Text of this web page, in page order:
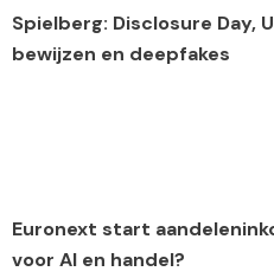
Spielberg: Disclosure Day,
bewijzen en deepfakes
Euronext start
voor AI en handel?